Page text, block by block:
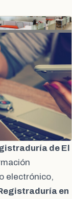
de El
electrónico,
en